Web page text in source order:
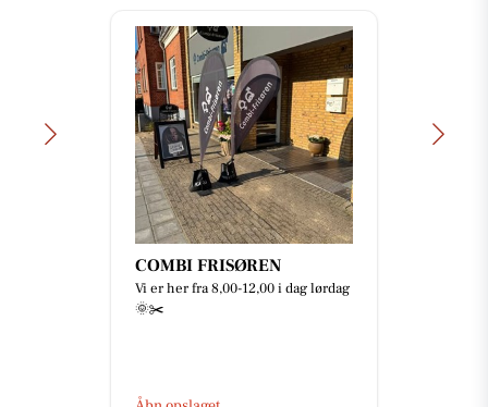
Mejrup Kultur- og
Fritidscenter
🥳🎅🏻 JULEFROKOST 2026 🎄🎉